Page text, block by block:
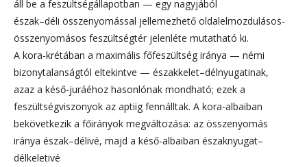
áll be a feszültségállapotban — egy nagyjából
észak–déli összenyomással jellemezhető oldalelmozdulásos-
összenyomásos feszültségtér jelenléte mutatható ki.
A kora-krétában a maximális főfeszültség iránya — némi
bizonytalanságtól eltekintve — északkelet–délnyugatinak,
azaz a késő-juráéhoz hasonlónak mondható; ezek a
feszültségviszonyok az aptiig fennálltak. A kora-albaiban
bekövetkezik a főirányok megváltozása: az összenyomás
iránya észak–délivé, majd a késő-albaiban északnyugat–
délkeletivé